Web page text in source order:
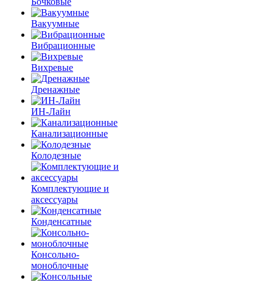
Вакуумные
Вибрационные
Вихревые
Дренажные
ИН-Лайн
Канализационные
Колодезные
Комплектующие и
аксессуары
Конденсатные
Консольно-
моноблочные